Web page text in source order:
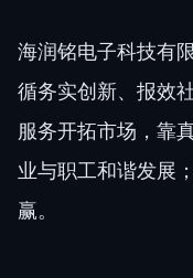
海润铭电子科技有
循务实创新、报效
服务开拓市场，靠
业与职工和谐发展
赢。